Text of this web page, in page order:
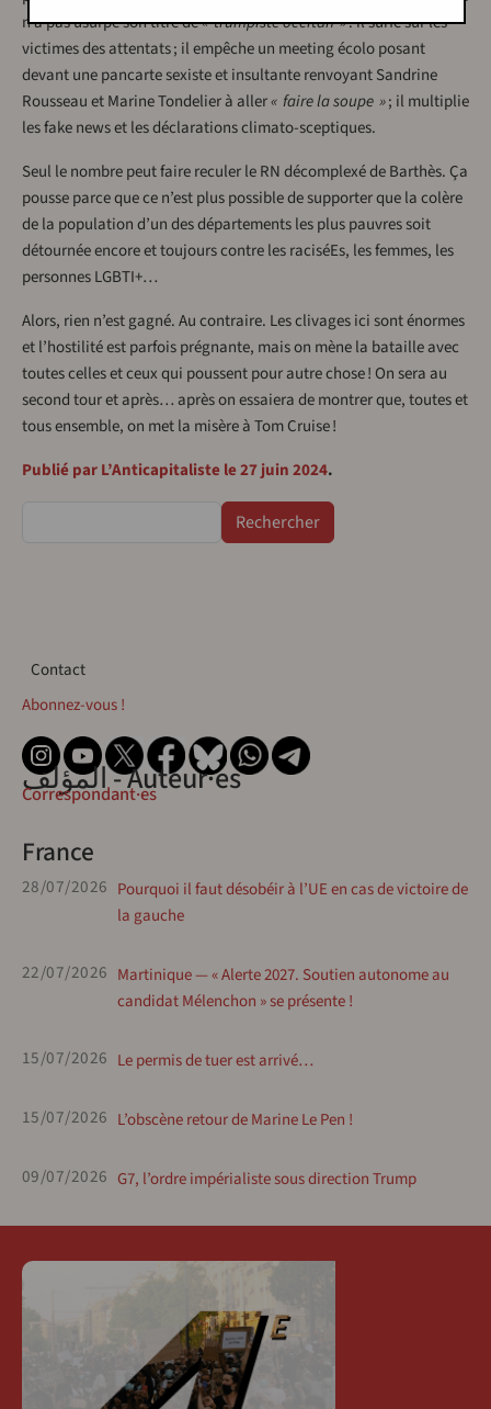
n’a pas usurpé son titre de« trumpiste occitan »: il surfe sur les
victimes des attentats ; il empêche un meeting écolo posant
devant une pancarte sexiste et insultante renvoyant Sandrine
Rousseau et Marine Tondelier à aller« faire la soupe »; il multiplie
les fake news et les déclarations climato-sceptiques.
Seul le nombre peut faire reculer le RN décomplexé de Barthès. Ça
pousse parce que ce n’est plus possible de supporter que la colère
de la population d’un des départements les plus pauvres soit
détournée encore et toujours contre les raciséEs, les femmes, les
personnes LGBTI+…
Alors, rien n’est gagné. Au contraire. Les clivages ici sont énormes
et l’hostilité est parfois prégnante, mais on mène la bataille avec
toutes celles et ceux qui poussent pour autre chose ! On sera au
second tour et après… après on essaiera de montrer que, toutes et
tous ensemble, on met la misère à Tom Cruise !
Publié par L’Anticapitaliste le 27 juin 2024.
Contact
Contact
Abonnez-vous !
المؤلف - Auteur·esCorrespondant·es
France
28/07/2026 Pourquoi il faut désobéir à l’UE en cas de victoire de
la gauche
22/07/2026 Martinique — « Alerte 2027. Soutien autonome au
candidat Mélenchon » se présente !
15/07/2026 Le permis de tuer est arrivé…
15/07/2026 L’obscène retour de Marine Le Pen !
09/07/2026 G7, l’ordre impérialiste sous direction Trump